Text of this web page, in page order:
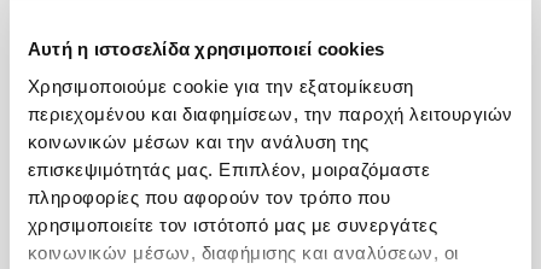
Αυτή η ιστοσελίδα χρησιμοποιεί cookies
Χρησιμοποιούμε cookie για την εξατομίκευση
περιεχομένου και διαφημίσεων, την παροχή λειτουργιών
κοινωνικών μέσων και την ανάλυση της
επισκεψιμότητάς μας. Επιπλέον, μοιραζόμαστε
πληροφορίες που αφορούν τον τρόπο που
χρησιμοποιείτε τον ιστότοπό μας με συνεργάτες
κοινωνικών μέσων, διαφήμισης και αναλύσεων, οι